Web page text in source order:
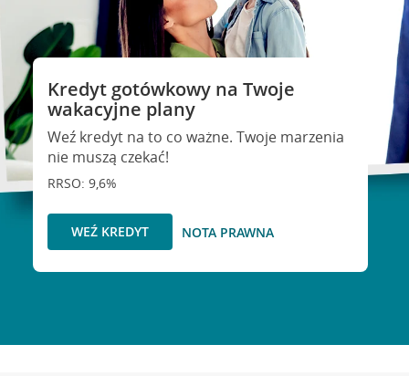
Kredyt gotówkowy na Twoje
wakacyjne plany
Weź kredyt na to co ważne. Twoje marzenia
nie muszą czekać!
RRSO: 9,6%
WEŹ KREDYT NOTA PRAWNA